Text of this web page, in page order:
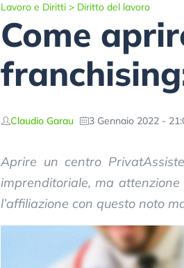
Lavoro e Diritti > Diritto del lavoro
Come
Claudio Garau 3 Gennaio 2022 -
Aprire un centro
imprenditoriale, ma
l’affiliazione con questo noto